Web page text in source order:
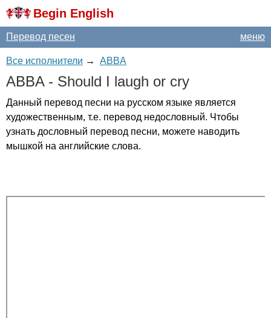
Begin English
меню
Перевод песен
Все исполнители → ABBA
ABBA- Should I laugh or cry
Данный перевод песни на русском языке является
художественным, т.е. перевод недословный. Чтобы
узнать дословный перевод песни, можете наводить
мышкой на английские слова.